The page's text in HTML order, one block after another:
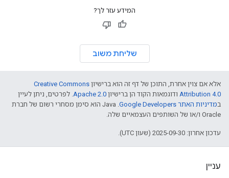
המידע עזר לך?
שליחת משוב
אלא אם צוין אחרת, התוכן של דף זה הוא ברישיון Creative Commons
Attribution 4.0 ודוגמאות הקוד הן ברישיון Apache 2.0. לפרטים, ניתן לעיין
במדיניות האתר Google Developers‏
.‏ Java הוא סימן מסחרי רשום של חברת
Oracle ו/או של השותפים העצמאיים שלה.
עדכון אחרון: 2025-09-30 (שעון UTC).
עניין